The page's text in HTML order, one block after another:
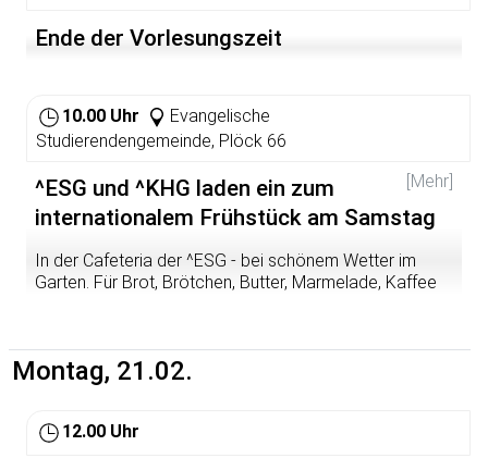
Ende der Vorlesungszeit
10.00 Uhr
Evangelische
Studierendengemeinde, Plöck 66
[Mehr]
^ESG und ^KHG laden ein zum
internationalem Frühstück am Samstag
In der Cafeteria der ^ESG - bei schönem Wetter im
Garten. Für Brot, Brötchen, Butter, Marmelade, Kaffee
Montag, 21.02.
12.00 Uhr